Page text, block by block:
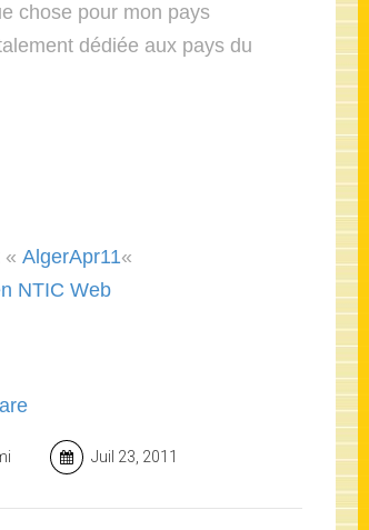
chose pour mon pays
dédiée aux pays du
« AlgerApr11«
NTIC Web
Juil 23, 2011